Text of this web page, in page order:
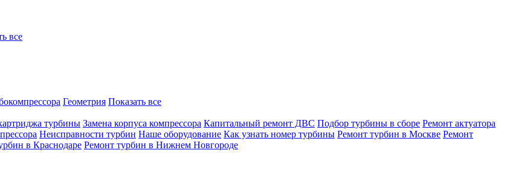
все
Геометрия Показать все
турбины Замена корпуса компрессора Капитальный ремонт ДВС Подбор турбины в сборе Ремонт актуатора
Неисправности турбин Наше оборудование Как узнать номер турбины Ремонт турбин в Москве Ремонт
в Краснодаре Ремонт турбин в Нижнем Новгороде